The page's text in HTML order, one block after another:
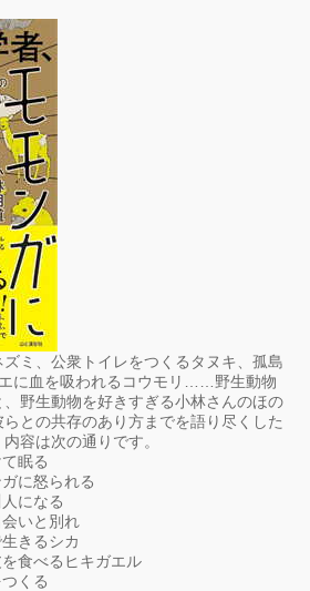
ミ、公衆トイレをつくるタヌキ、孤島
に血を吸われるコウモリ……野生動物
野生動物を好きすぎる小林さんのほの
との共存のあり方までを語り尽くした
容は次の通りです。
眠る
に怒られる
になる
いと別れ
きるシカ
食べるヒキガエル
くる